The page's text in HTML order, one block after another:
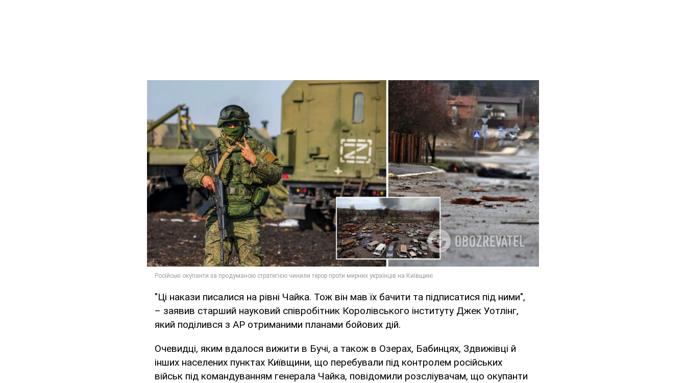
"Ці накази писалися на рівні Чайка. Тож він мав їх бачити та підписатися під ними",
– заявив старший науковий співробітник Королівського інституту Джек Уотлінг,
який поділився з AP отриманими планами бойових дій.
Очевидці, яким вдалося вижити в Бучі, а також в Озерах, Бабинцях, Здвижівці й
інших населених пунктах Київщини, що перебували під контролем російських
військ під командуванням генерала Чайка, повідомили розсліувачам, що окупанти